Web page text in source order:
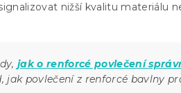
nižší kvalitu materiálu
jak o renforcé povlečení
jak povlečení z renforcé bavlny